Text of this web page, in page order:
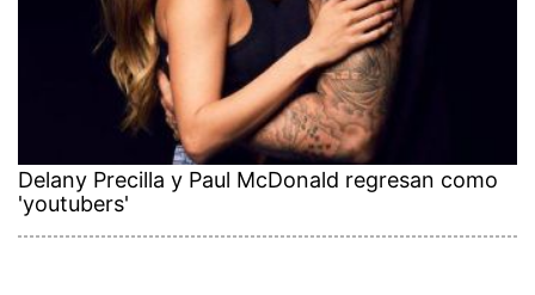
Delany Precilla y Paul McDonald regresan como
'youtubers'